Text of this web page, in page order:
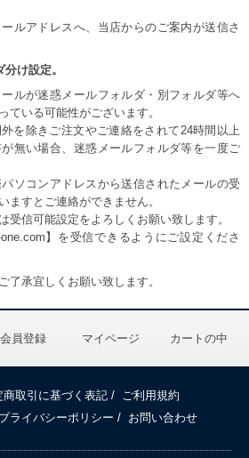
ルアドレスへ、当店からのご案内が送信さ
け設定。
ルが迷惑メールフォルダ・別フォルダ等へ
ている可能性がございます。
を除きご注文やご連絡をされて24時間以上
無い場合、迷惑メールフォルダ等を一度ご
ソコンアドレスから送信されたメールの受
ますとご連絡ができません。
受信可能設定をよろしくお願い致します。
】を受信できるようにご設定くださ
了承宜しくお願い致します。
会員登録 マイページ カートの中
商取引に基づく表記 /
ご利用規約
プライバシーポリシー / お問い合わせ